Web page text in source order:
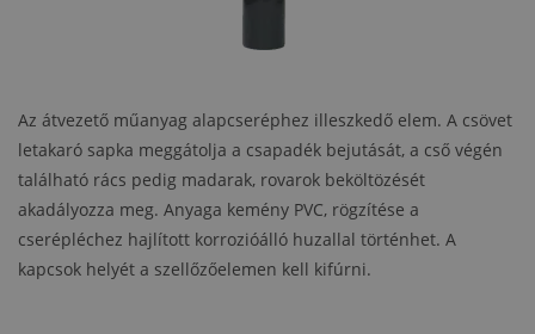
Az átvezető műanyag alapcseréphez illeszkedő elem. A csövet
letakaró sapka meggátolja a csapadék bejutását, a cső végén
található rács pedig madarak, rovarok beköltözését
akadályozza meg. Anyaga kemény PVC, rögzítése a
cserépléchez hajlított korrozióálló huzallal történhet. A
kapcsok helyét a szellőzőelemen kell kifúrni.